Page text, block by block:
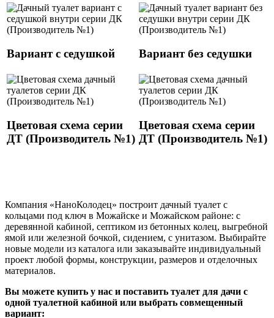
Вариант с седушкой Вариант без седушки
Цветовая схема серии
ДТ (Производитель №1)
Цветовая схема серии
ДТ (Производитель №1)
Компания «НаноКолодец» построит дачный туалет с
кольцами под ключ в Можайске и Можайском районе: с
деревянной кабиной, септиком из бетонных колец, выгребной
ямой или железной бочкой, сидением, с унитазом. Выбирайте
новые модели из каталога или заказывайте индивидуальный
проект любой формы, конструкции, размеров и отделочных
материалов.
Вы можете купить у нас и поставить туалет для дачи с
одной туалетной кабиной или выбрать совмещенный
вариант: